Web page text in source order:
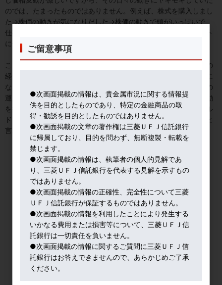
のでは、たまったものではありません。例えば、株式を購入しまし
た→株価の動きが気になりだした→株価の動きで頭がいっぱいで、
仕事も手につかない・・・。これでは投資によって将来のイベント
に備えようとしているのに本末転倒ですね。
こうならないためにも、「価格変動を幾分か抑えて安定的に投資の
経過を見ていく。そして投資の果実（収益）を得ること」が大事に
なります。そしてそのためには株式オンリーの運用ではなく、他の
運用資産も組み合わせるという考え方があります。株式の価格変動
を抑えるものと期待されるものの代表例が、債券であり金（ゴール
ド）といった資産になります。これらは一般的には「安全資産」と
言われ、基本的には株式と逆の動きをすると期待されています。
ご留意事項
●次画面掲載の情報は、貴金属市況に関する情報提
供を目的としたものであり、特定の金融商品の取
得・勧誘を目的としたものではありません。
●次画面掲載の文章の著作権は三菱ＵＦＪ信託銀行
に帰属しており、目的を問わず、無断複製・転載を
禁じます。
●次画面掲載の情報は、執筆者の個人的見解であ
り、三菱ＵＦＪ信託銀行を代表する見解を示すもの
ではありません。
●次画面掲載の情報の正確性、完全性について三菱
ＵＦＪ信託銀行が保証するものではありません。
●次画面掲載の情報を利用したことにより発生する
いかなる費用または損害等について、三菱ＵＦＪ信
託銀行は一切責任を負いません。
●次画面掲載の情報に関するご質問に三菱ＵＦＪ信
託銀行はお答えできませんので、あらかじめご了承
ください。